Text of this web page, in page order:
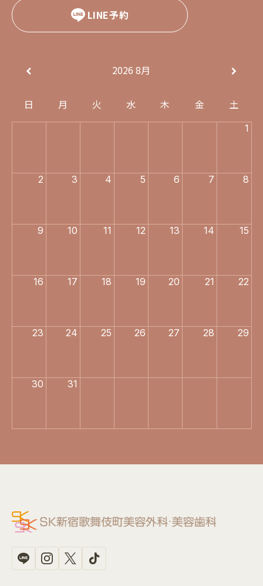
LINE予約
2026 8月
日 月 火 水 木 金 土
1
2 3 4 5 6 7 8
9 10 11 12 13 14 15
16 17 18 19 20 21 22
23 24 25 26 27 28 29
30 31